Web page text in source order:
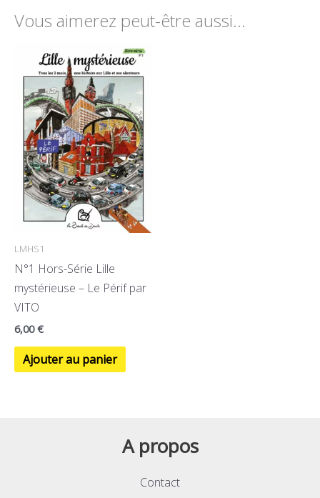
Vous aimerez peut-être aussi…
LMHS1
N°1 Hors-Série Lille
mystérieuse – Le Périf par
VITO
6,00€
Ajouter au panier
A propos
Contact